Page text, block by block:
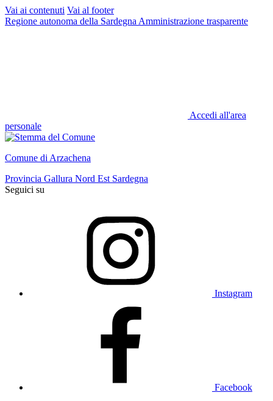
Vai ai contenuti Vai al footer
Regione autonoma della Sardegna Amministrazione trasparente
Accedi all'area
personale
Comune di Arzachena
Provincia Gallura Nord Est Sardegna
Seguici su
Instagram
Facebook